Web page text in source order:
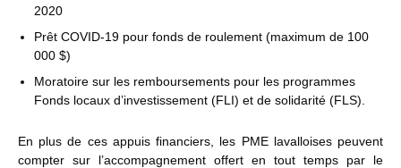
2020
Prêt COVID-19 pour fonds de roulement (maximum de 100
000 $)
Moratoire sur les remboursements pour les programmes
Fonds locaux d’investissement (FLI) et de solidarité (FLS).
En plus de ces appuis financiers, les PME lavalloises peuvent
compter sur l’accompagnement offert en tout temps par le